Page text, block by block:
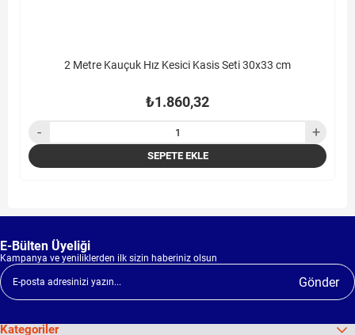
2 Metre Kauçuk Hız Kesici Kasis Seti 30x33 cm
₺1.860,32
SEPETE EKLE
E-Bülten Üyeliği
Kampanya ve yeniliklerden ilk sizin haberiniz olsun
Gönder
Kategoriler